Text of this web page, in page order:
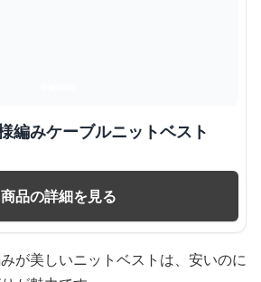
編みケーブルニットベスト
商品の詳細を見る
が美しいニットベストは、安いのに